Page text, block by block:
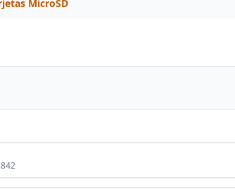
MicroSD